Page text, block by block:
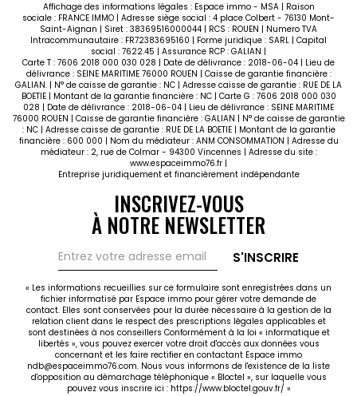
Affichage des informations légales : Espace immo - MSA | Raison
sociale : FRANCE IMMO | Adresse siège social : 4 place Colbert - 76130 Mont-
Saint-Aignan | Siret : 38369516000044 | RCS : ROUEN | Numero TVA
Intracommunautaire : FR72383695160 | Forme juridique : SARL | Capital
social : 7622.45 | Assurance RCP : GALIAN |
Carte T : 7606 2018 000 030 028 | Date de délivrance : 2018-06-04 | Lieu de
délivrance : SEINE MARITIME 76000 ROUEN | Caisse de garantie financière :
GALIAN. | N° de caisse de garantie : NC | Adresse caisse de garantie : RUE DE LA
BOETIE | Montant de la garantie financière : NC | Carte G : 7606 2018 000 030
028 | Date de délivrance : 2018-06-04 | Lieu de délivrance : SEINE MARITIME
76000 ROUEN | Caisse de garantie financière : GALIAN | N° de caisse de garantie
: NC | Adresse caisse de garantie : RUE DE LA BOETIE | Montant de la garantie
financière : 600 000 | Nom du médiateur : ANM CONSOMMATION | Adresse du
médiateur : 2, rue de Colmar - 94300 Vincennes | Adresse du site :
www.espaceimmo76.fr |
Entreprise juridiquement et financièrement indépendante
INSCRIVEZ-VOUS
À NOTRE NEWSLETTER
S'INSCRIRE
« Les informations recueillies sur ce formulaire sont enregistrées dans un
fichier informatisé par Espace immo pour gérer votre demande de
contact. Elles sont conservées pour la durée nécessaire à la gestion de la
relation client dans le respect des prescriptions légales applicables et
sont destinées à nos conseillers Conformément à la loi « informatique et
libertés », vous pouvez exercer votre droit d'accès aux données vous
concernant et les faire rectifier en contactant Espace immo
ndb@espaceimmo76.com. Nous vous informons de l'existence de la liste
d'opposition au démarchage téléphonique « Bloctel », sur laquelle vous
pouvez vous inscrire ici : https://www.bloctel.gouv.fr/ »